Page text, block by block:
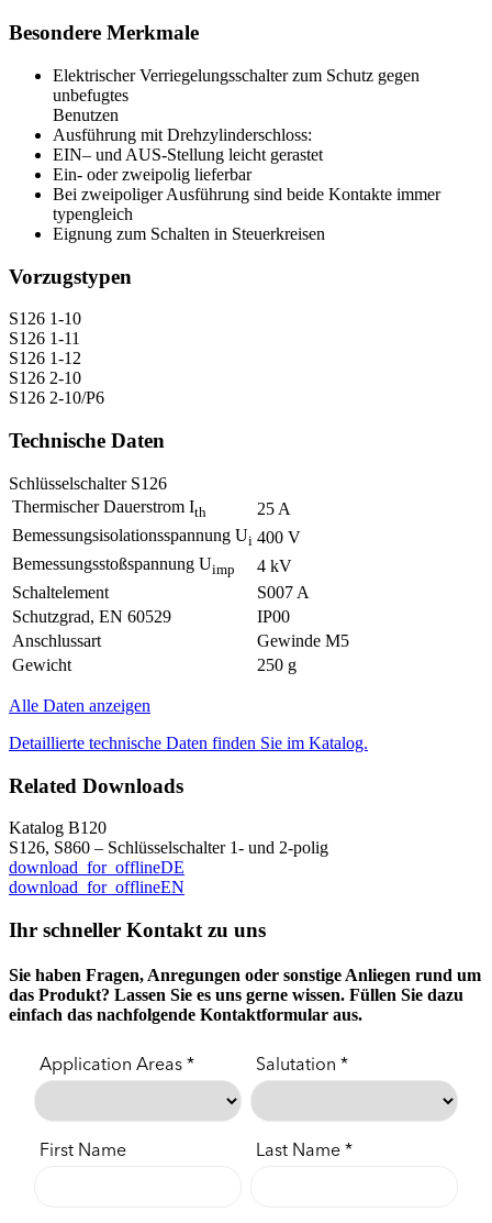
Besondere Merkmale
Elektrischer Verriegelungsschalter zum Schutz gegen
unbefugtes
Benutzen
Ausführung mit Drehzylinderschloss:
EIN– und AUS-Stellung leicht gerastet
Ein- oder zweipolig lieferbar
Bei zweipoliger Ausführung sind beide Kontakte immer
typengleich
Eignung zum Schalten in Steuerkreisen
Vorzugstypen
S126 1-10
S126 1-11
S126 1-12
S126 2-10
S126 2-10/P6
Technische Daten
Schlüsselschalter S126
Thermischer Dauerstrom Ith
25 A
Bemessungsisolationsspannung Ui 400 V
Bemessungsstoßspannung Uimp
4 kV
Schaltelement
S007 A
Schutzgrad, EN 60529
IP00
Anschlussart
Gewinde M5
Gewicht
250 g
Alle Daten anzeigen
Detaillierte technische Daten finden Sie im Katalog.
Related Downloads
Katalog B120
S126, S860 – Schlüsselschalter 1- und 2-polig
download_for_offlineDE
download_for_offlineEN
Ihr schneller Kontakt zu uns
Sie haben Fragen, Anregungen oder sonstige Anliegen rund um
das Produkt? Lassen Sie es uns gerne wissen. Füllen Sie dazu
einfach das nachfolgende Kontaktformular aus.